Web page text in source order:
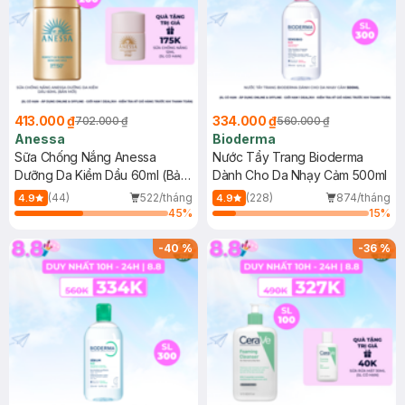
413.000 ₫702.000 ₫
Anessa
Sữa Chống Nắng Anessa
Dưỡng Da Kiềm Dầu 60ml (Bản
Mới)
4.9 (44)
522/tháng
45%
334.000 ₫560.000 ₫
Bioderma
Nước Tẩy Trang Bioderma
Dành Cho Da Nhạy Cảm 500ml
4.9 (228)
874/tháng
15%
-40% -36%